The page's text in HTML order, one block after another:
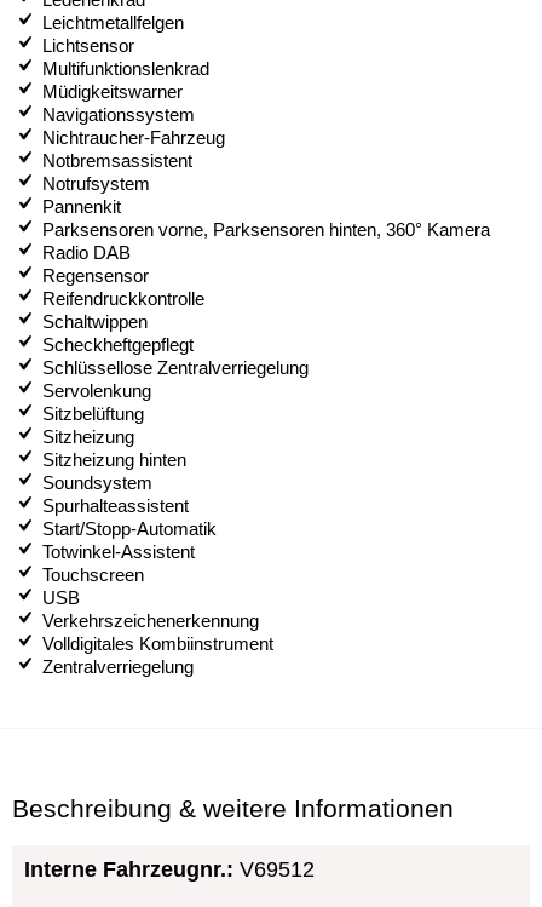
Leichtmetallfelgen
Lichtsensor
Multifunktionslenkrad
Müdigkeitswarner
Navigationssystem
Nichtraucher-Fahrzeug
Notbremsassistent
Notrufsystem
Pannenkit
Parksensoren vorne, Parksensoren hinten, 360° Kamera
Radio DAB
Regensensor
Reifendruckkontrolle
Schaltwippen
Scheckheftgepflegt
Schlüssellose Zentralverriegelung
Servolenkung
Sitzbelüftung
Sitzheizung
Sitzheizung hinten
Soundsystem
Spurhalteassistent
Start/Stopp-Automatik
Totwinkel-Assistent
Touchscreen
USB
Verkehrszeichenerkennung
Volldigitales Kombiinstrument
Zentralverriegelung
Beschreibung & weitere Informationen
Interne Fahrzeugnr.: V69512